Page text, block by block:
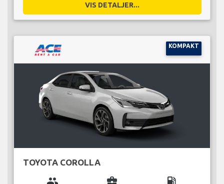
VIS DETALJER...
KOMPAKT
TOYOTA COROLLA
group business_center local_gas_station